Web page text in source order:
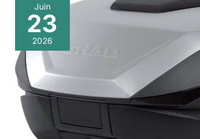
Juin
23
2026